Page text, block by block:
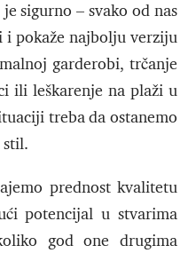
sigurno – svako od nas
pokaže najbolju verziju
garderobi, trčanje
ili leškarenje na plaži u
treba da ostanemo
stil.
prednost kvalitetu
potencijal u stvarima
god one drugima